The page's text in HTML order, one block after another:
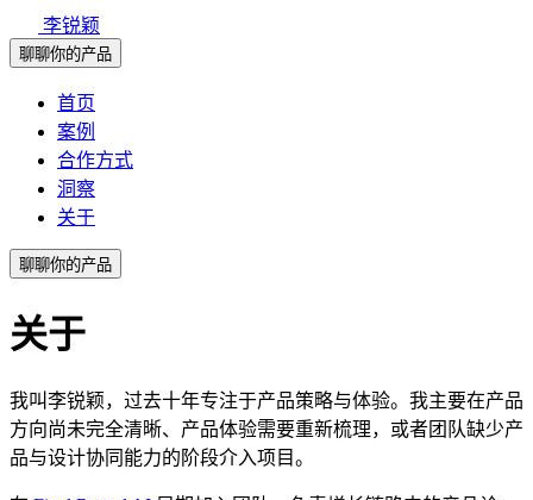
李锐颖
聊聊你的产品
首页
案例
合作方式
洞察
关于
聊聊你的产品
关于
我叫李锐颖，过去十年专注于产品策略与体验。我主要在产品
方向尚未完全清晰、产品体验需要重新梳理，或者团队缺少产
品与设计协同能力的阶段介入项目。